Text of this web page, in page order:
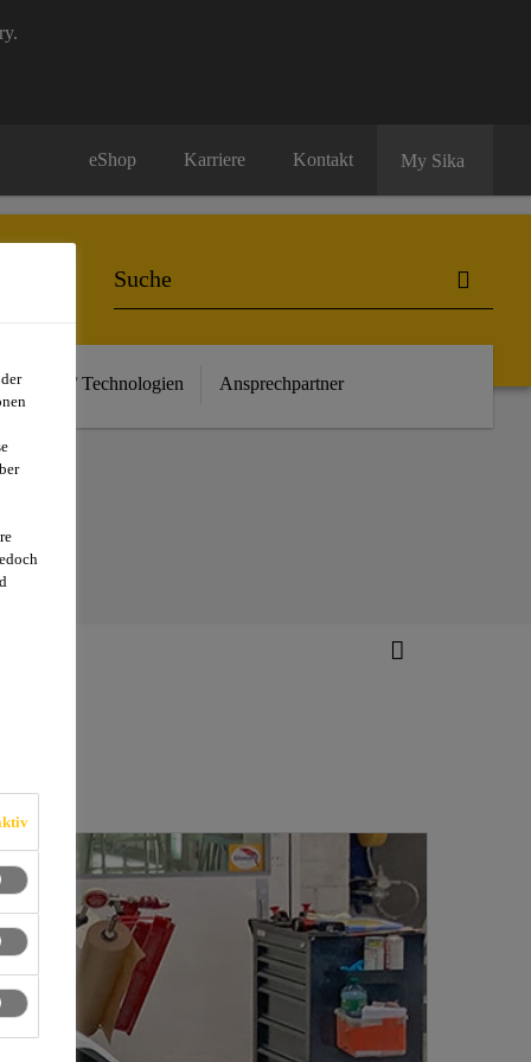
eShop Karriere Kontakt My Sika
/ Technologien Ansprechpartner